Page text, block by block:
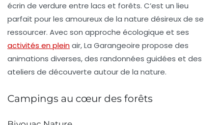
écrin de verdure entre lacs et forêts. C’est un lieu
parfait pour les amoureux de la nature désireux de se
ressourcer. Avec son approche écologique et ses
activités en pleinair, La Garangeoire propose des
animations diverses, des randonnées guidées et des
ateliers de découverte autour de la nature.
Campings au cœur des forêts